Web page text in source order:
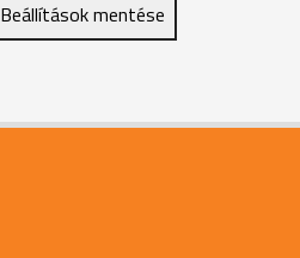
Beállítások mentése